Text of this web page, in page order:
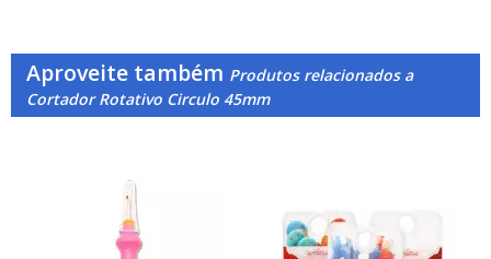
Aproveite também Produtos relacionados a
Cortador Rotativo Circulo 45mm